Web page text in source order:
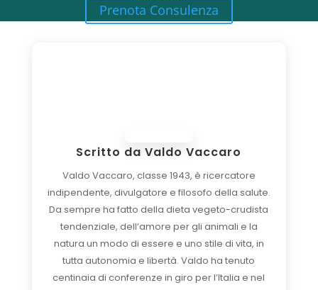
Prenota Consulenza
Scritto daValdo Vaccaro
Valdo Vaccaro, classe 1943, è ricercatore
indipendente, divulgatore e filosofo della salute.
Da sempre ha fatto della dieta vegeto-crudista
tendenziale, dell’amore per gli animali e la
natura un modo di essere e uno stile di vita, in
tutta autonomia e libertà. Valdo ha tenuto
centinaia di conferenze in giro per l’Italia e nel